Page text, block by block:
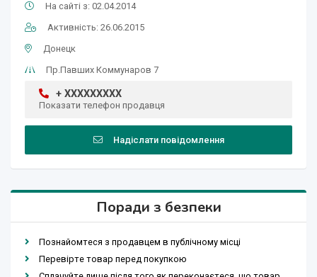
На сайті з: 02.04.2014
Активність: 26.06.2015
Донецк
Пр.Павших Коммунаров 7
+ XXXXXXXXX
Показати телефон продавця
Надіслати повідомлення
Поради з безпеки
Познайомтеся з продавцем в публічному місці
Перевірте товар перед покупкою